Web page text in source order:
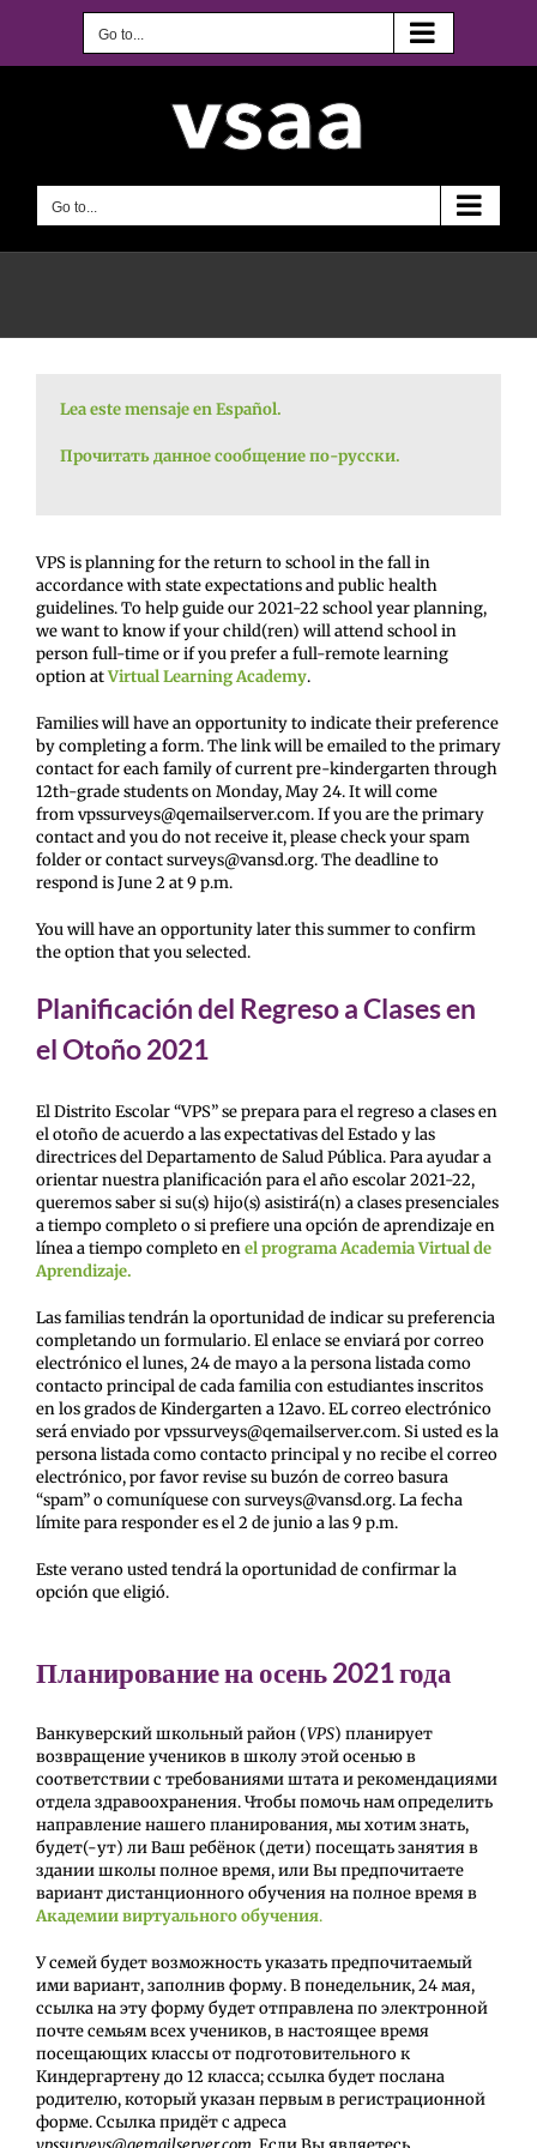
Go to...
Go to...
Lea este mensaje en Español.
Прочитать данное сообщение по-русски.
VPS is planning for the return to school in the fall in
accordance with state expectations and public health
guidelines. To help guide our 2021-22 school year planning,
we want to know if your child(ren) will attend school in
person full-time or if you prefer a full-remote learning
option atVirtual Learning Academy.
Families will have an opportunity to indicate their preference
by completing a form. The link will be emailed to the primary
contact for each family of current pre-kindergarten through
12th-grade students on Monday, May 24. It will come
from vpssurveys@qemailserver.com. If you are the primary
contact and you do not receive it, please check your spam
folder or contact surveys@vansd.org. The deadline to
respond is June 2 at 9 p.m.
You will have an opportunity later this summer to confirm
the option that you selected.
Planificación del Regreso a Clases en
el Otoño 2021
El Distrito Escolar “VPS” se prepara para el regreso a clases en
el otoño de acuerdo a las expectativas del Estado y las
directrices del Departamento de Salud Pública. Para ayudar a
orientar nuestra planificación para el año escolar 2021-22,
queremos saber si su(s) hijo(s) asistirá(n) a clases presenciales
a tiempo completo o si prefiere una opción de aprendizaje en
línea a tiempo completo enel programa Academia Virtual de
Aprendizaje.
Las familias tendrán la oportunidad de indicar su preferencia
completando un formulario. El enlace se enviará por correo
electrónico el lunes, 24 de mayo a la persona listada como
contacto principal de cada familia con estudiantes inscritos
en los grados de Kindergarten a 12avo. EL correo electrónico
será enviado por vpssurveys@qemailserver.com. Si usted es la
persona listada como contacto principal y no recibe el correo
electrónico, por favor revise su buzón de correo basura
“spam” o comuníquese con surveys@vansd.org. La fecha
límite para responder es el 2 de junio a las 9 p.m.
Este verano usted tendrá la oportunidad de confirmar la
opción que eligió.
Планирование на осень 2021 года
Ванкуверский школьный район (VPS) планирует
возвращение учеников в школу этой осенью в
соответствии с требованиями штата и рекомендациями
отдела здравоохранения. Чтобы помочь нам определить
направление нашего планирования, мы хотим знать,
будет(-ут) ли Ваш ребёнок (дети) посещать занятия в
здании школы полное время, или Вы предпочитаете
вариант дистанционного обучения на полное время в
Академии виртуального обучения.
У семей будет возможность указать предпочитаемый
ими вариант, заполнив форму. В понедельник, 24 мая,
ссылка на эту форму будет отправлена по электронной
почте семьям всех учеников, в настоящее время
посещающих классы от подготовительного к
Киндергартену до 12 класса; ссылка будет послана
родителю, который указан первым в регистрационной
форме. Ссылка придёт с адреса